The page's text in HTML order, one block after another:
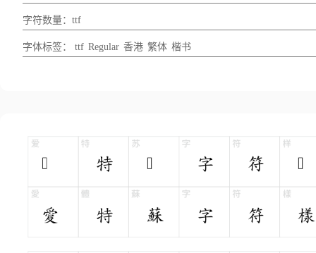
字符数量：ttf
字体标签： ttf Regular 香港 繁体 楷书